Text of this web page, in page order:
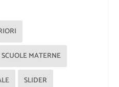
SCUOLE MATERNE
SLIDER